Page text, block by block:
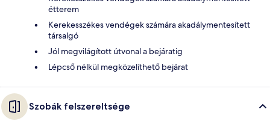
étterem
Kerekesszékes vendégek számára akadálymentesített
társalgó
Jól megvilágított útvonal a bejáratig
Lépcső nélkül megközelíthető bejárat
Szobák felszereltsége